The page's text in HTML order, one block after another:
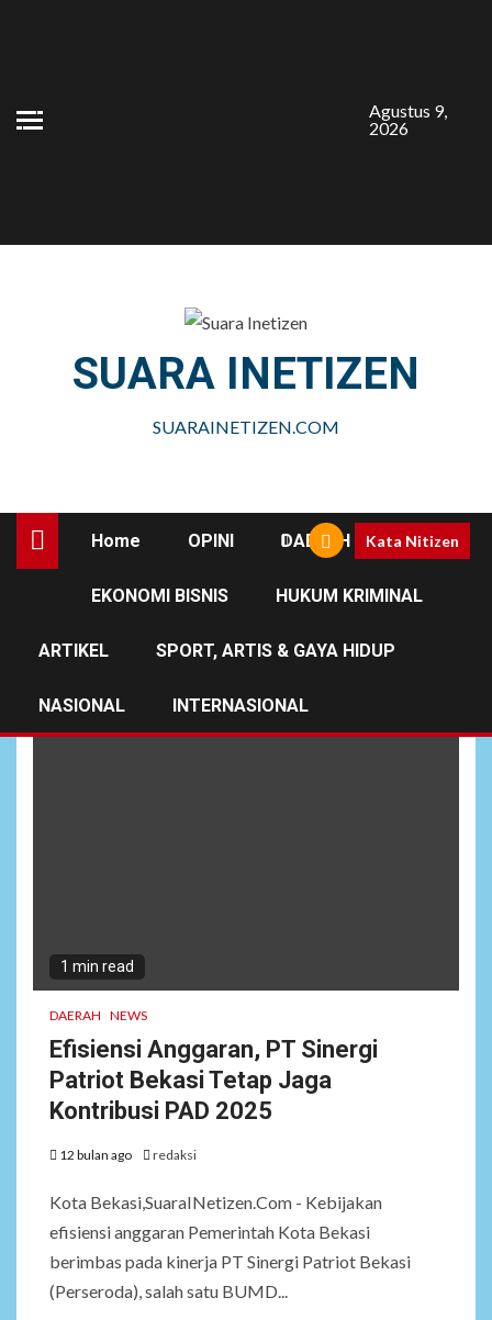
Agustus 9,
2026
SUARA INETIZEN
SUARAINETIZEN.COM
Home OPINI DAERAH
EKONOMI BISNIS HUKUM KRIMINAL
ARTIKEL SPORT, ARTIS & GAYA HIDUP
NASIONAL INTERNASIONAL
Kata Nitizen
1 min read
DAERAH NEWS
Efisiensi Anggaran, PT Sinergi
Patriot Bekasi Tetap Jaga
Kontribusi PAD 2025
12 bulan ago redaksi
Kota Bekasi,SuaraINetizen.Com - Kebijakan
efisiensi anggaran Pemerintah Kota Bekasi
berimbas pada kinerja PT Sinergi Patriot Bekasi
(Perseroda), salah satu BUMD...